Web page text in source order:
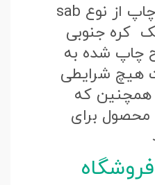
بهترین نوع مواد چاپ از نوع sab
کره جنوبی
چاپ شده به
هیچ شرایطی
همچنین که
محصول برای